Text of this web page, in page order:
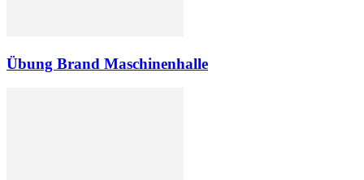
Übung Brand Maschinenhalle